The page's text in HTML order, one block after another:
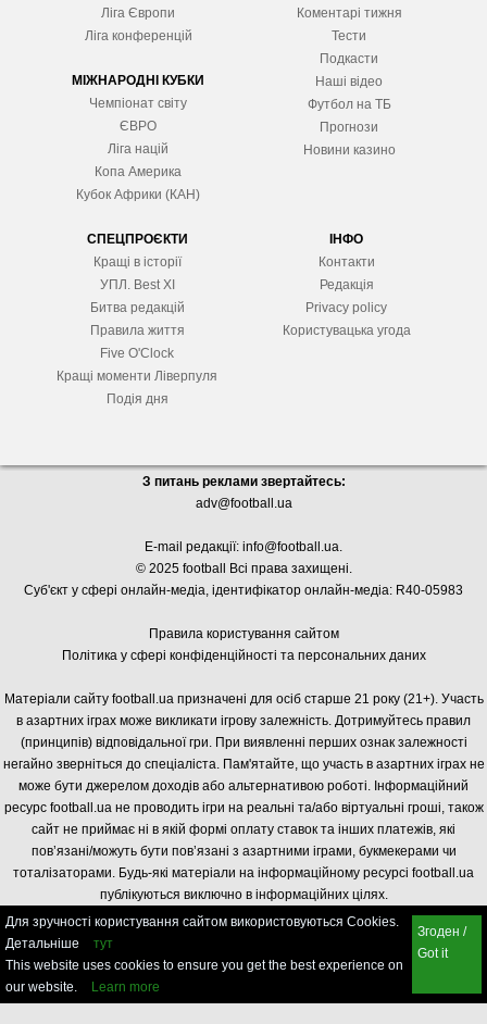
Ліга Європи
Ліга конференцій
МІЖНАРОДНІ КУБКИ
Чемпіонат світу
ЄВРО
Ліга націй
Копа Америка
Кубок Африки (КАН)
Коментарі тижня
Тести
Подкасти
Наші відео
Футбол на ТБ
Прогнози
Новини казино
СПЕЦПРОЄКТИ
Кращі в історії
УПЛ. Best XІ
Битва редакцій
Правила життя
Five O'Clock
Кращі моменти Ліверпуля
Подія дня
ІНФО
Контакти
Редакція
Privacy policy
Користувацька угода
З питань реклами звертайтесь:
adv@football.ua
E-mail редакції: info@football.ua.
© 2025 football Всі права захищені.
Суб'єкт у сфері онлайн-медіа, ідентифікатор онлайн-медіа: R40-05983
Правила користування сайтом
Політика у сфері конфіденційності та персональних даних
Матеріали сайту football.ua призначені для осіб старше 21 року (21+). Участь
в азартних іграх може викликати ігрову залежність. Дотримуйтесь правил
(принципів) відповідальної гри. При виявленні перших ознак залежності
негайно зверніться до спеціаліста. Пам'ятайте, що участь в азартних іграх не
може бути джерелом доходів або альтернативою роботі. Інформаційний
ресурс football.ua не проводить ігри на реальні та/або віртуальні гроші, також
сайт не приймає ні в якій формі оплату ставок та інших платежів, які
пов’язані/можуть бути пов’язані з азартними іграми, букмекерами чи
тоталізаторами. Будь-які матеріали на інформаційному ресурсі football.ua
публікуються виключно в інформаційних цілях.
Для зручності користування сайтом використовуються Cookies.
Детальніше
тут
This website uses cookies to ensure you get the best experience on
our website.
Learn more
Згоден /
Got it